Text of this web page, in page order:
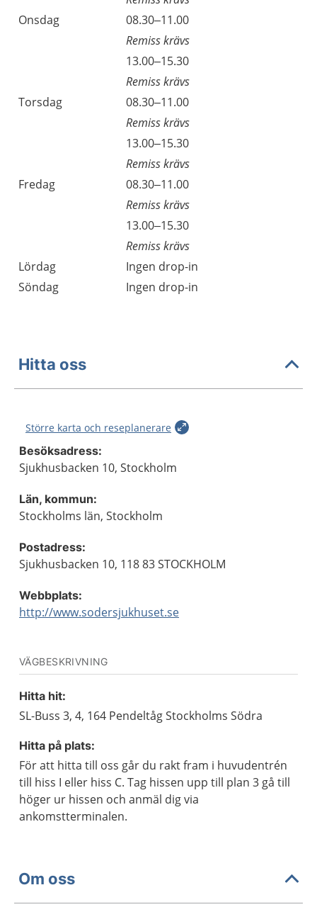
Onsdag
08.30–11.00
Remiss krävs
13.00–15.30
Remiss krävs
Torsdag
08.30–11.00
Remiss krävs
13.00–15.30
Remiss krävs
Fredag
08.30–11.00
Remiss krävs
13.00–15.30
Remiss krävs
Lördag
Ingen drop-in
Söndag
Ingen drop-in
Hitta oss
Större karta och reseplanerare
Besöksadress:
Sjukhusbacken 10, Stockholm
Län, kommun:
Stockholms län, Stockholm
Postadress:
Sjukhusbacken 10, 118 83 STOCKHOLM
Webbplats:
http://www.sodersjukhuset.se
VÄGBESKRIVNING
Hitta hit:
SL-Buss 3, 4, 164 Pendeltåg Stockholms Södra
Hitta på plats:
För att hitta till oss går du rakt fram i huvudentrén
till hiss I eller hiss C. Tag hissen upp till plan 3 gå till
höger ur hissen och anmäl dig via
ankomstterminalen.
Om oss